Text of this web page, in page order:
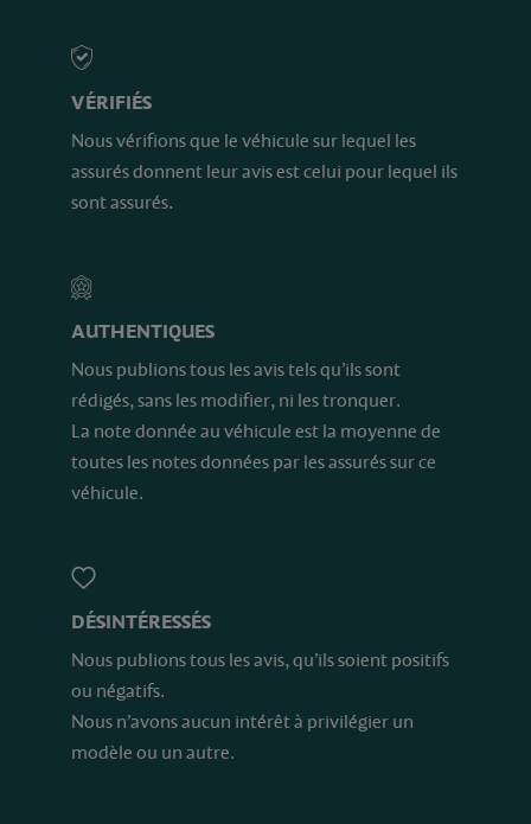
VÉRIFIÉS
Nous vérifions que le véhicule sur lequel les
assurés donnent leur avis est celui pour lequel ils
sont assurés.
AUTHENTIQUES
Nous publions tous les avis tels qu’ils sont
rédigés, sans les modifier, ni les tronquer.
La note donnée au véhicule est la moyenne de
toutes les notes données par les assurés sur ce
véhicule.
DÉSINTÉRESSÉS
Nous publions tous les avis, qu’ils soient positifs
ou négatifs.
Nous n’avons aucun intérêt à privilégier un
modèle ou un autre.